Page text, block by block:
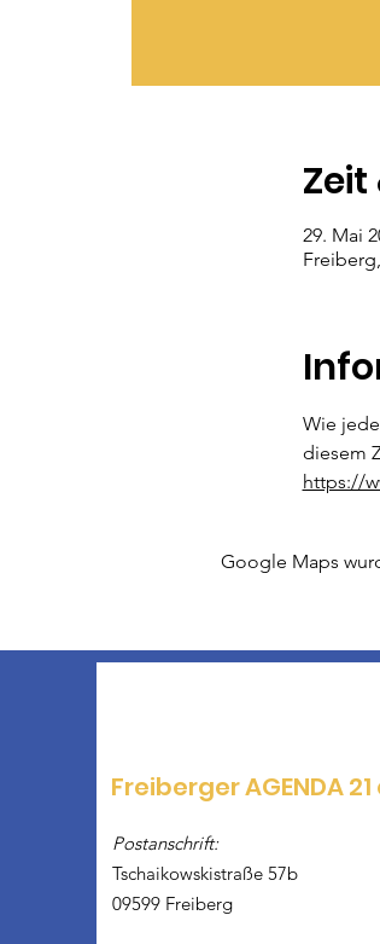
Zeit
29. Mai
Wie
diesem
https://
Google Maps
Freiberger AGENDA 21
Postanschrift:
Tschaikowskistraße 57b
09599 Freiberg